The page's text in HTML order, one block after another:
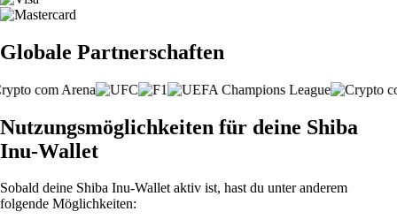
Globale Partnerschaften
Nutzungsmöglichkeiten für deine Shiba
Inu-Wallet
Sobald deine Shiba Inu-Wallet aktiv ist, hast du unter anderem
folgende Möglichkeiten: